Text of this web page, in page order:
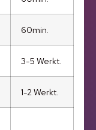
60min.
3-5 Werkt.
1-2 Werkt.